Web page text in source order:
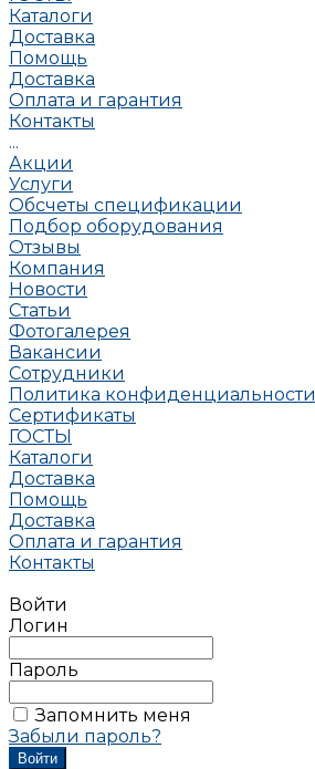
Каталоги
Доставка
Помощь
Доставка
Оплата и гарантия
Контакты
...
Акции
Услуги
Обсчеты спецификации
Подбор оборудования
Отзывы
Компания
Новости
Статьи
Фотогалерея
Вакансии
Сотрудники
Политика конфиденциальности
Сертификаты
ГОСТЫ
Каталоги
Доставка
Помощь
Доставка
Оплата и гарантия
Контакты
Войти
Логин
Пароль
Запомнить меня
Забыли пароль?